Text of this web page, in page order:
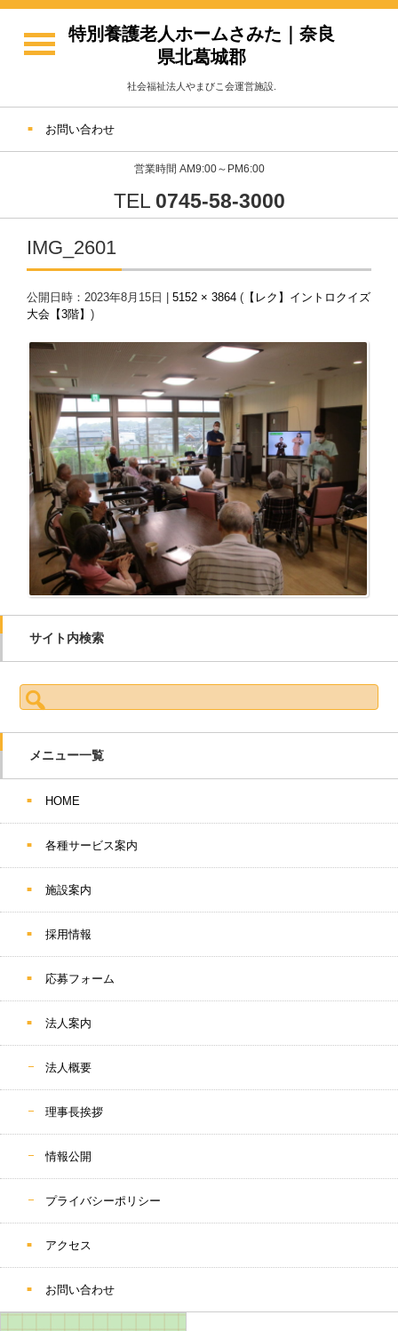
特別養護老人ホームさみた｜奈良
県北葛城郡
社会福祉法人やまびこ会運営施設.
お問い合わせ
営業時間 AM9:00～PM6:00
TEL 0745-58-3000
IMG_2601
公開日時： 2023年8月15日 5152 × 3864 ( 【レク】イントロクイズ
大会【3階】 )
サイト内検索
検索:
メニュー一覧
HOME
各種サービス案内
施設案内
採用情報
応募フォーム
法人案内
法人概要
理事長挨拶
情報公開
プライバシーポリシー
アクセス
お問い合わせ